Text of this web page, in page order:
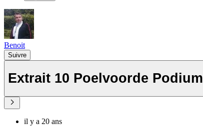
Benoit
Suivre
Extrait 10 Poelvoorde Podium
il y a 20 ans